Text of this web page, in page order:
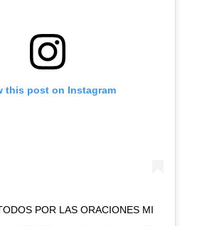
this post on Instagram
POR LAS ORACIONES MI